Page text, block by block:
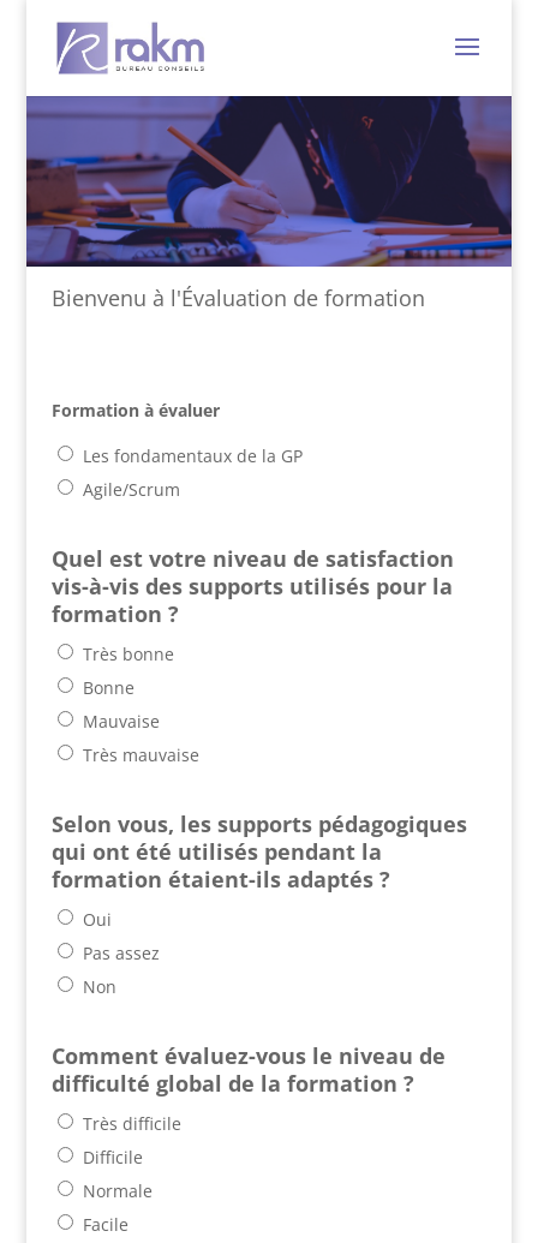
Bienvenu à l'Évaluation de formation
Formation à évaluer
Les fondamentaux de la GP
Agile/Scrum
Quel est votre niveau de satisfaction
vis-à-vis des supports utilisés pour la
formation ?
Très bonne
Bonne
Mauvaise
Très mauvaise
Selon vous, les supports pédagogiques
qui ont été utilisés pendant la
formation étaient-ils adaptés ?
Oui
Pas assez
Non
Comment évaluez-vous le niveau de
difficulté global de la formation ?
Très difficile
Difficile
Normale
Facile